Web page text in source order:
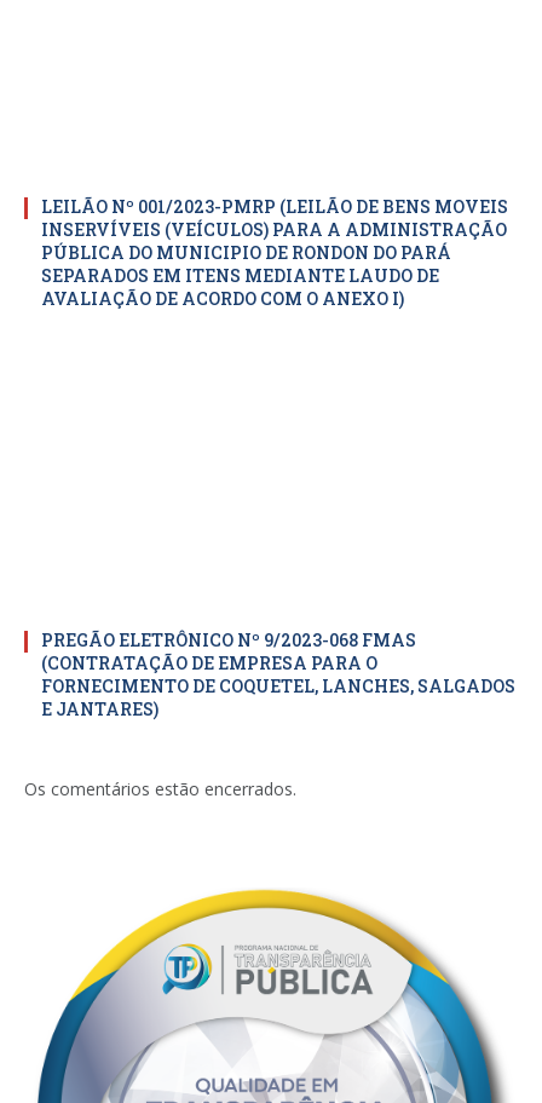
LEILÃO Nº 001/2023-PMRP (LEILÃO DE BENS MOVEIS
INSERVÍVEIS (VEÍCULOS) PARA A ADMINISTRAÇÃO
PÚBLICA DO MUNICIPIO DE RONDON DO PARÁ
SEPARADOS EM ITENS MEDIANTE LAUDO DE
AVALIAÇÃO DE ACORDO COM O ANEXO I)
PREGÃO ELETRÔNICO Nº 9/2023-068 FMAS
(CONTRATAÇÃO DE EMPRESA PARA O
FORNECIMENTO DE COQUETEL, LANCHES, SALGADOS
E JANTARES)
Os comentários estão encerrados.